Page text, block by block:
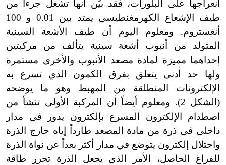
انعراجها على البلورات، فقد بيّن أنها تشغل جزءاً من
طيف الإشعاع الكهرمغنطيسي يمتد بين 0.01 و 100
أنغستروم. ومعلوم اليوم أن طيف الأشعة السينية
المتولد من أنبوب أشعة سينية يتألف من مركبتين
إحداهما مميزة لمادة مصعد الأنبوب والأخرى مستمرة
ولها حد أدنى يتعلق بفرق الكمون الذي تسرع به
الإلكترونات المنطلقة من المهبط وهو ما يوضحه
(الشكل 2). ومعلوم أيضاً أن المركبة الأولى تنشأ من
اصطدام الإلكترون المسرع بإلكترون يدور في مدار
داخلي في ذرة من مادة المصعد طارداً إياه خارج الذرة
واحتلال إلكترون يتوضع في مدار أكثر بعداً عن نواة الذرة
للفراغ الحاصل، الأمر الذي يجعل الذرة تحرر طاقة